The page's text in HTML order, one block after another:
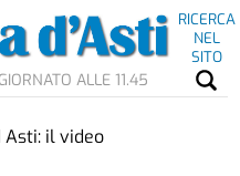
RICERCA
NEL
SITO
ALLE 11.45